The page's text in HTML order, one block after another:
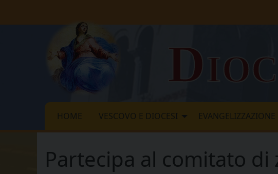
HOME VESCOVO E DIOCESI
Partecipa al comitato di